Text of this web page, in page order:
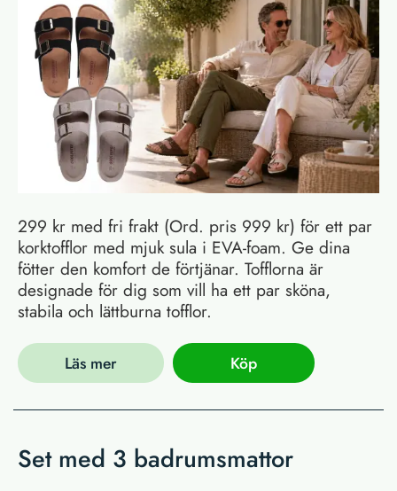
299 kr med fri frakt (Ord. pris 999 kr) för ett par
korktofflor med mjuk sula i EVA-foam. Ge dina
fötter den komfort de förtjänar. Tofflorna är
designade för dig som vill ha ett par sköna,
stabila och lättburna tofflor.
Läs mer Köp
Set med 3 badrumsmattor